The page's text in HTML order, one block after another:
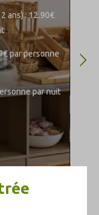
ans) : 12.90€
par personne
par nuit